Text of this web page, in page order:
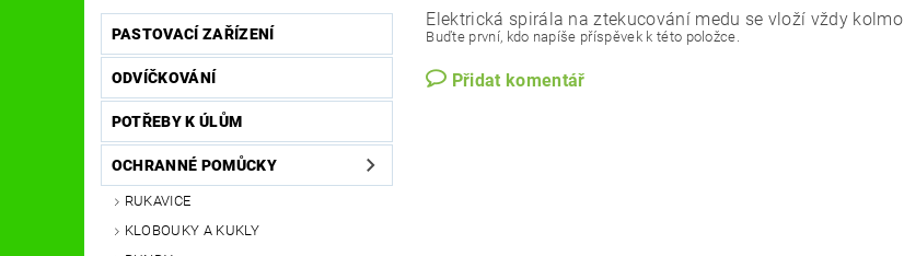
PASTOVACÍ ZAŘÍZENÍ
ODVÍČKOVÁNÍ
POTŘEBY K ÚLŮM
OCHRANNÉ POMŮCKY
RUKAVICE
KLOBOUKY A KUKLY
Elektrická spirála na ztekucování medu se vloží vždy kolmo
Buďte první, kdo napíše příspěvek k této položce.
Přidat komentář